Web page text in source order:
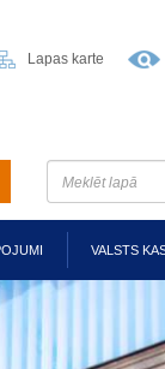
Lapas karte
VALSTS